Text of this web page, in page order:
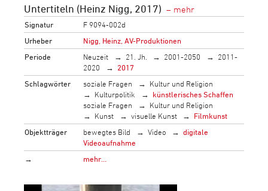
Untertiteln (Heinz Nigg, 2017)
Signatur
F 9094-002d
Urheber
Nigg, Heinz, AV-Produktionen
Periode
Neuzeit 21. Jh. 2001-2050
2011-
2020
2017
Schlagwörter
soziale Fragen
Kultur und Religion
Kulturpolitik
künstlerisches Schaffen
soziale Fragen
Kultur und Religion
Kunst
visuelle Kunst
Filmkunst
Objektträger
bewegtes Bild Video
digitale
Videoaufnahme
→
mehr…